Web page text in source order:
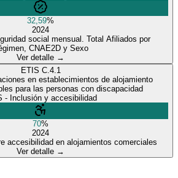
32,59%
2024
social mensual. Total Afiliados por
CNAE2D y Sexo
Ver detalle →
ETIS C.4.1
en establecimientos de alojamiento
para las personas con discapacidad
- Inclusión y accesibilidad
70%
2024
accesibilidad en alojamientos comerciales
Ver detalle →